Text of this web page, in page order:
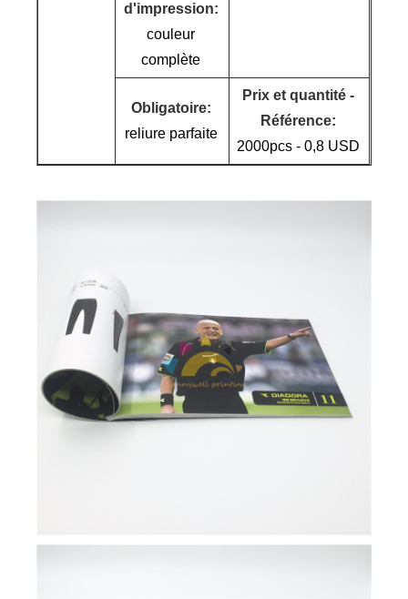
d'impression:
couleur
complète
Obligatoire:
reliure parfaite
Prix ​​et quantité -
Référence:
2000pcs - 0,8 USD